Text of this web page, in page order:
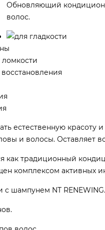
Обновляющий
волос.
для гладкости
естественную красоту
и волосы. Оставляет
как традиционный
комплексом активных
с шампунем NT RENEWING.